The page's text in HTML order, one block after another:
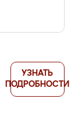
УЗНАТЬ
ПОДРОБНОСТИ